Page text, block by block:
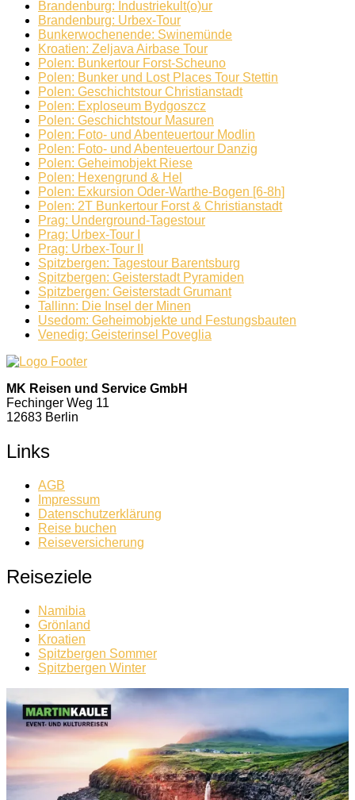
Brandenburg: Industriekult(o)ur
Brandenburg: Urbex-Tour
Bunkerwochenende: Swinemünde
Kroatien: Zeljava Airbase Tour
Polen: Bunkertour Forst-Scheuno
Polen: Bunker und Lost Places Tour Stettin
Polen: Geschichtstour Christianstadt
Polen: Exploseum Bydgoszcz
Polen: Geschichtstour Masuren
Polen: Foto- und Abenteuertour Modlin
Polen: Foto- und Abenteuertour Danzig
Polen: Geheimobjekt Riese
Polen: Hexengrund & Hel
Polen: Exkursion Oder-Warthe-Bogen [6-8h]
Polen: 2T Bunkertour Forst & Christianstadt
Prag: Underground-Tagestour
Prag: Urbex-Tour I
Prag: Urbex-Tour II
Spitzbergen: Tagestour Barentsburg
Spitzbergen: Geisterstadt Pyramiden
Spitzbergen: Geisterstadt Grumant
Tallinn: Die Insel der Minen
Usedom: Geheimobjekte und Festungsbauten
Venedig: Geisterinsel Poveglia
MK Reisen und Service GmbH
Fechinger Weg 11
12683 Berlin
Links
AGB
Impressum
Datenschutzerklärung
Reise buchen
Reiseversicherung
Reiseziele
Namibia
Grönland
Kroatien
Spitzbergen Sommer
Spitzbergen Winter